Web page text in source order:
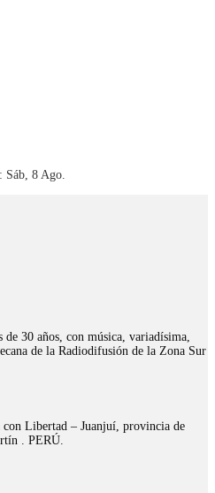
: Sáb, 8 Ago.
30 años, con música, variadísima,
de la Radiodifusión de la Zona Sur
Libertad – Juanjuí, provincia de
. PERÚ.